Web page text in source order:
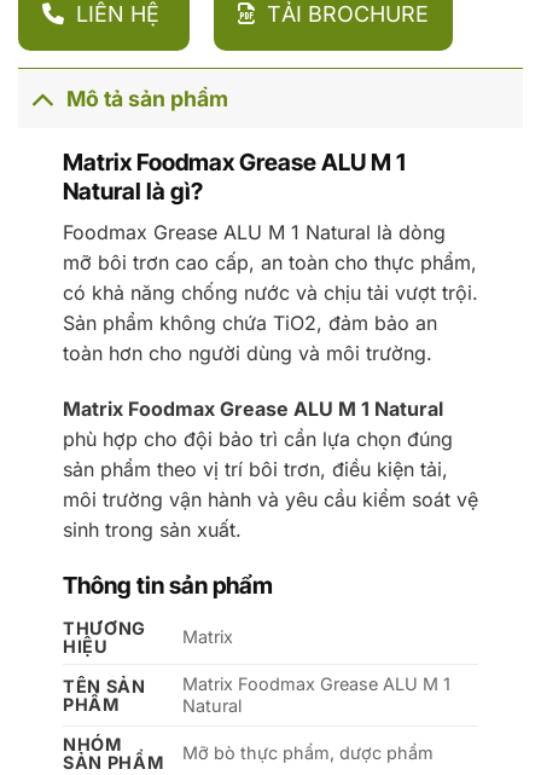
LIÊN HỆ TẢI BROCHURE
Mô tả sản phẩm
Matrix Foodmax Grease ALU M 1
Natural là gì?
Foodmax Grease ALU M 1 Natural là dòng
mỡ bôi trơn cao cấp, an toàn cho thực phẩm,
có khả năng chống nước và chịu tải vượt trội.
Sản phẩm không chứa TiO2, đảm bảo an
toàn hơn cho người dùng và môi trường.
Matrix Foodmax Grease ALU M 1 Natural
phù hợp cho đội bảo trì cần lựa chọn đúng
sản phẩm theo vị trí bôi trơn, điều kiện tải,
môi trường vận hành và yêu cầu kiểm soát vệ
sinh trong sản xuất.
Thông tin sản phẩm
THƯƠNG
HIỆU
Matrix
TÊN SẢN
PHẨM
Matrix Foodmax Grease ALU M 1
Natural
NHÓM
SẢN PHẨM
Mỡ bò thực phẩm, dược phẩm